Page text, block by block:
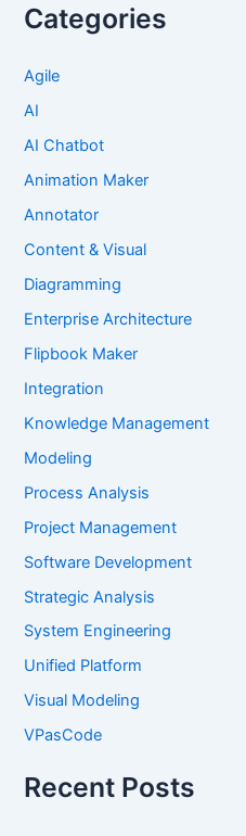
Categories
Agile
AI
AI Chatbot
Animation Maker
Annotator
Content & Visual
Diagramming
Enterprise Architecture
Flipbook Maker
Integration
Knowledge Management
Modeling
Process Analysis
Project Management
Software Development
Strategic Analysis
System Engineering
Unified Platform
Visual Modeling
VPasCode
Recent Posts